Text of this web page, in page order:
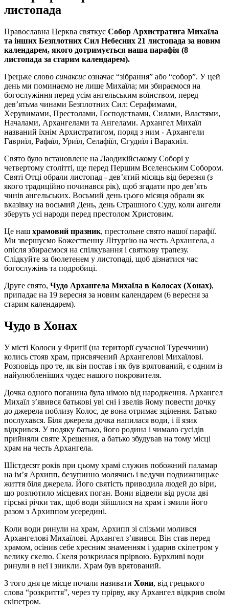
листопада
Православна Церква святкує Собор Архистратига Михаїла
та інших Безплотних Сил Небесних 21 листопада за новим
календарем, якого дотримується наша парафія (8
листопада за старим календарем).
Грецьке слово синаксис означає “зібрання” або “собор”. У цей
день ми поминаємо не лише Михаїла; ми збираємося на
богослужіння перед усім ангельським воїнством, перед
дев’ятьма чинами Безплотних Сил: Серафимами,
Херувимами, Престолами, Господствами, Силами, Властями,
Началами, Архангелами та Ангелами. Архангел Михаїл
названий їхнім Архистратигом, поряд з ним - Архангели
Гавриїл, Рафаїл, Уриїл, Селафіїл, Єгудиїл і Варахиїл.
Свято було встановлене на Лаодикійському Соборі у
четвертому столітті, ще перед Першим Вселенським Собором.
Святі Отці обрали листопад - дев’ятий місяць від березня (з
якого традиційно починався рік), щоб згадати про дев’ять
чинів ангельських. Восьмий день цього місяця обрали як
вказівку на восьмий День, день Страшного Суду, коли ангели
зберуть усі народи перед престолом Христовим.
Це наш храмовий празник, престольне свято нашої парафії.
Ми звершуємо Божественну Літургію на честь Архангела, а
опісля збираємося на спілкування і святкову трапезу.
Слідкуйте за бюлетенем у листопаді, щоб дізнатися час
богослужінь та подробиці.
Друге свято, Чудо Архангела Михаїла в Колосах (Хонах),
припадає на 19 вересня за новим календарем (6 вересня за
старим календарем).
Чудо в Хонах
У місті Колоси у Фригії (на території сучасної Туреччини)
колись стояв храм, присвячений Архангелові Михаїлові.
Розповідь про те, як він постав і як був врятований, є одним із
найулюбленіших чудес нашого покровителя.
Дочка одного поганина була німою від народження. Архангел
Михаїл з’явився батькові уві сні і звелів йому повести дочку
до джерела поблизу Колос, де вона отримає зцілення. Батько
послухався. Біля джерела дочка напилася води, і її язик
відкрився. У подяку батько, його родина і чимало сусідів
прийняли святе Хрещення, а батько збудував на тому місці
храм на честь Архангела.
Шістдесят років при цьому храмі служив побожний паламар
на ім’я Архипп, безупинно молячись і ведучи подвижницьке
життя біля джерела. Його святість приводила людей до віри,
що розлютило місцевих поган. Вони відвели від русла дві
гірські річки так, щоб води зійшлися на храм і змили його
разом з Архиппом усередині.
Коли води ринули на храм, Архипп зі слізьми молився
Архангелові Михаїлові. Архангел з’явився. Він став перед
храмом, осінив себе хресним знаменням і ударив скіпетром у
велику скелю. Скеля розкрилася прірвою. Бурхливі води
ринули в неї і зникли. Храм був врятований.
З того дня це місце почали називати Хони, від грецького
слова “розкриття”, через ту прірву, яку Архангел відкрив своїм
скіпетром.